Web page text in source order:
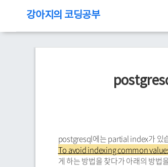
강아지의 코딩공부
postgresql에는 partial index가 있
To avoid indexing common
게 하는 방법을 찾다가 아래의 방법